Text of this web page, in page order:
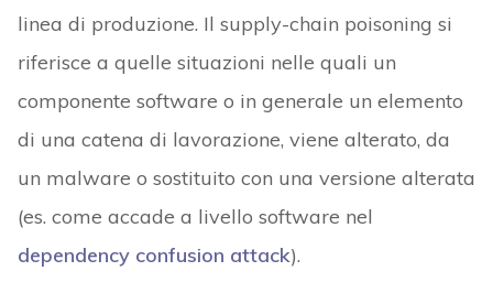
linea di produzione. Il supply-chain poisoning si
riferisce a quelle situazioni nelle quali un
componente software o in generale un elemento
di una catena di lavorazione, viene alterato, da
un malware o sostituito con una versione alterata
(es. come accade a livello software nel
dependency confusion attack).